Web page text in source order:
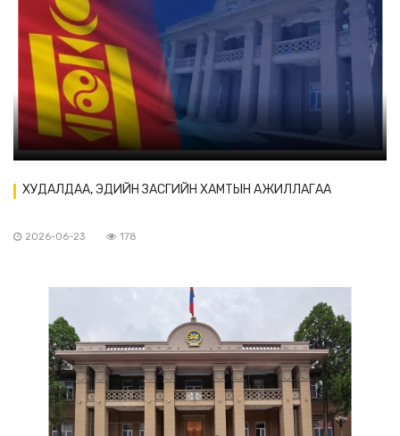
ХУДАЛДАА, ЭДИЙН ЗАСГИЙН ХАМТЫН АЖИЛЛАГАА
2026-06-23 178